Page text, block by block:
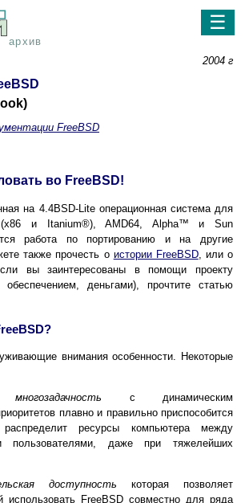
архив
☰
2004 г
FreeBSD
во FreeBSD!
на 4.4BSD-Lite операционная система для
(x86 и
Itanium®), AMD64, Alpha™ и Sun
работа по портированию и на другие
также прочесть о истории FreeBSD, или о
вы заинтересованы в помощи проекту
деньгами), прочтите статью
внимания особенности. Некоторые
с динамическим
плавно и правильно приспособится
ресурсы компьютера между
пользователями, даже при тяжелейших
доступность которая позволяет
использовать FreeBSD совместно для ряда